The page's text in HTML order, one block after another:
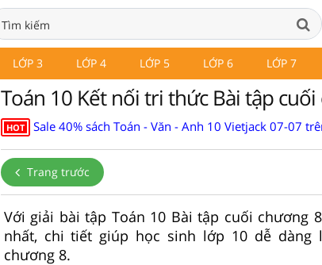
LỚP 3 LỚP 4 LỚP 5 LỚP 6 LỚP 7
Toán 10 Kết nối tri thức Bài tập
HOT Sale 40% sách Toán - Văn - Anh 10 Vietjack 07-07
Trang trước
Với giải bài tập Toán 10 Bài tập cuối chương
nhất, chi tiết giúp học sinh lớp 10 dễ dàng
chương 8.